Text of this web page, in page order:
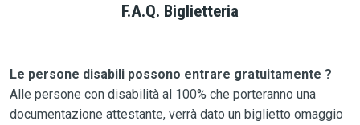
F.A.Q. Biglietteria
Le persone disabili possono entrare gratuitamente ?
Alle persone con disabilità al 100% che porteranno una
documentazione attestante, verrà dato un biglietto omaggio